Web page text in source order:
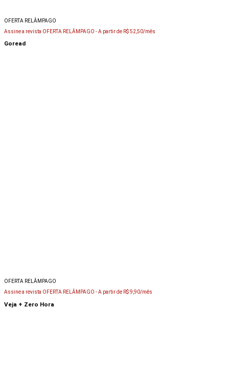
OFERTA RELÂMPAGO
Assine a revista OFERTA RELÂMPAGO -A partir de R$ 52,50/mês
Goread
OFERTA RELÂMPAGO
Assine a revista OFERTA RELÂMPAGO -A partir de R$ 9,90/mês
Veja + Zero Hora